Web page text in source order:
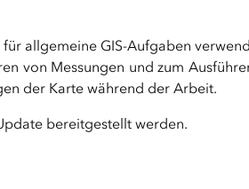
allgemeine GIS-Aufgaben
von Messungen und zum
der Karte während der Arbeit.
bereitgestellt werden.